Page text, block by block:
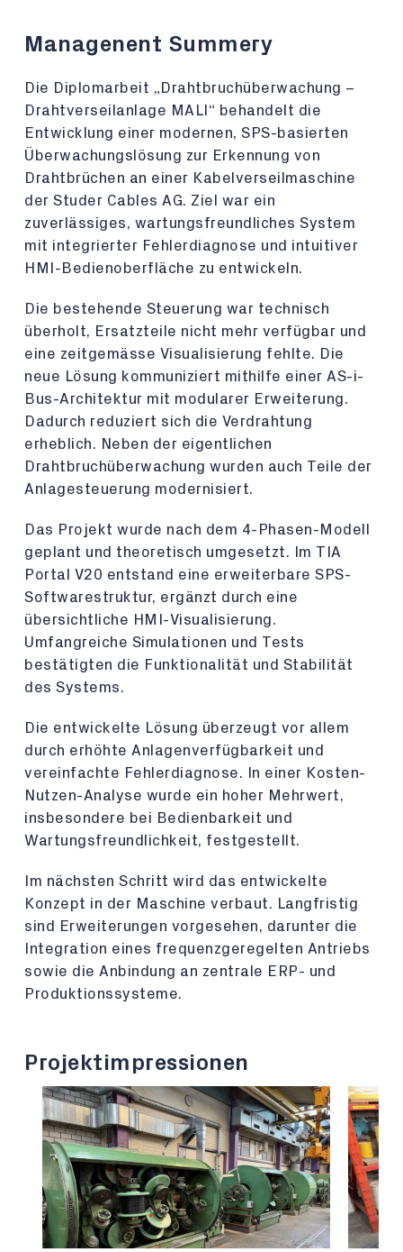
Managenent Summery
Die Diplomarbeit „Drahtbruchüberwachung –
Drahtverseilanlage MALI“ behandelt die
Entwicklung einer modernen, SPS-basierten
Überwachungslösung zur Erkennung von
Drahtbrüchen an einer Kabelverseilmaschine
der Studer Cables AG. Ziel war ein
zuverlässiges, wartungsfreundliches System
mit integrierter Fehlerdiagnose und intuitiver
HMI-Bedienoberfläche zu entwickeln.
Die bestehende Steuerung war technisch
überholt, Ersatzteile nicht mehr verfügbar und
eine zeitgemässe Visualisierung fehlte. Die
neue Lösung kommuniziert mithilfe einer AS-i-
Bus-Architektur mit modularer Erweiterung.
Dadurch reduziert sich die Verdrahtung
erheblich. Neben der eigentlichen
Drahtbruchüberwachung wurden auch Teile der
Anlagesteuerung modernisiert.
Das Projekt wurde nach dem 4-Phasen-Modell
geplant und theoretisch umgesetzt. Im TIA
Portal V20 entstand eine erweiterbare SPS-
Softwarestruktur, ergänzt durch eine
übersichtliche HMI-Visualisierung.
Umfangreiche Simulationen und Tests
bestätigten die Funktionalität und Stabilität
des Systems.
Die entwickelte Lösung überzeugt vor allem
durch erhöhte Anlagenverfügbarkeit und
vereinfachte Fehlerdiagnose. In einer Kosten-
Nutzen-Analyse wurde ein hoher Mehrwert,
insbesondere bei Bedienbarkeit und
Wartungsfreundlichkeit, festgestellt.
Im nächsten Schritt wird das entwickelte
Konzept in der Maschine verbaut. Langfristig
sind Erweiterungen vorgesehen, darunter die
Integration eines frequenzgeregelten Antriebs
sowie die Anbindung an zentrale ERP- und
Produktionssysteme.
Projektimpressionen